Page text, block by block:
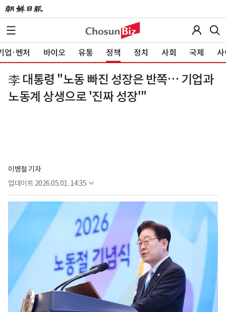
업·벤처 바이오 유통 정책 정치 사회 국제 사
李 대통령 "노동 빠진 성장은 반쪽… 기업과
노동계 상생으로 '진짜 성장'"
이병철 기자
업데이트 2026.05.01. 14:35